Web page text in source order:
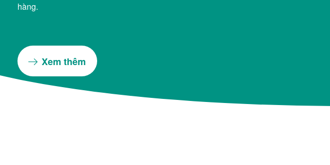
hàng.
Xem thêm